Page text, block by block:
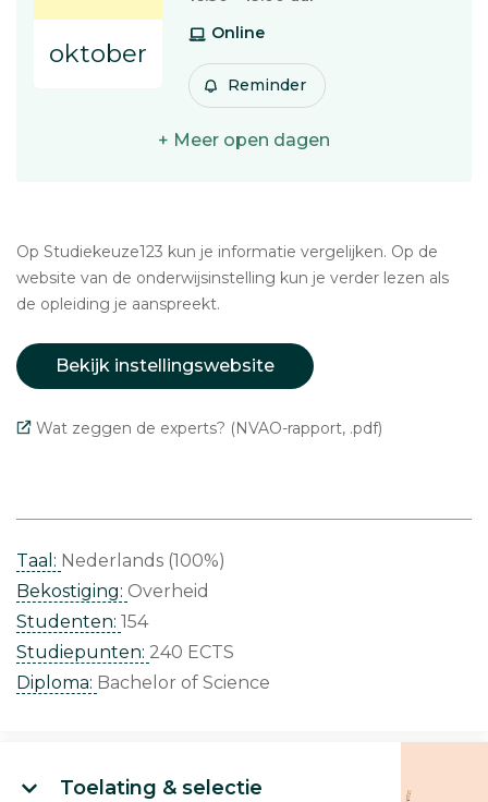
oktober
Online
Reminder
+ Meer open dagen
Op Studiekeuze123 kun je informatie vergelijken. Op de
website van de onderwijsinstelling kun je verder lezen als
de opleiding je aanspreekt.
Bekijk instellingswebsite
Wat zeggen de experts? (NVAO-rapport, .pdf)
Taal: Nederlands (100%)
Bekostiging: Overheid
Studenten: 154
Studiepunten: 240 ECTS
Diploma: Bachelor of Science
Toelating & selectie